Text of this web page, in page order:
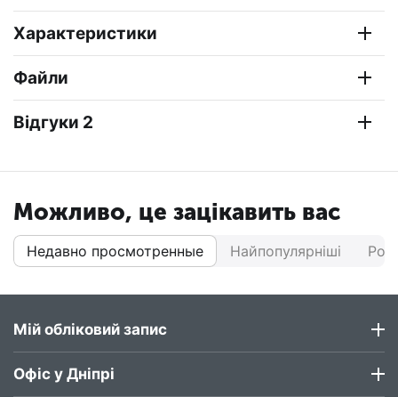
Характеристики
Файли
Відгуки 2
Можливо, це зацікавить вас
Недавно просмотренные Найпопулярніші
Мій обліковий запис
Офіс у Дніпрі